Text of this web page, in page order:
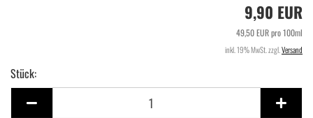
9,90 EUR
49,50 EUR pro 100ml
inkl. 19% MwSt. zzgl. Versand
Stück:
Stück